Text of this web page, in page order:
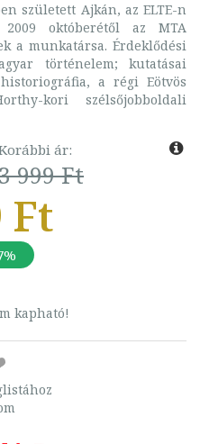
született Ajkán, az ELTE-n
októberétől az MTA
a munkatársa. Érdeklődési
történelem; kutatásai
a régi Eötvös
kori szélsőjobboldali
ár:
999 Ft
Ft
kapható!